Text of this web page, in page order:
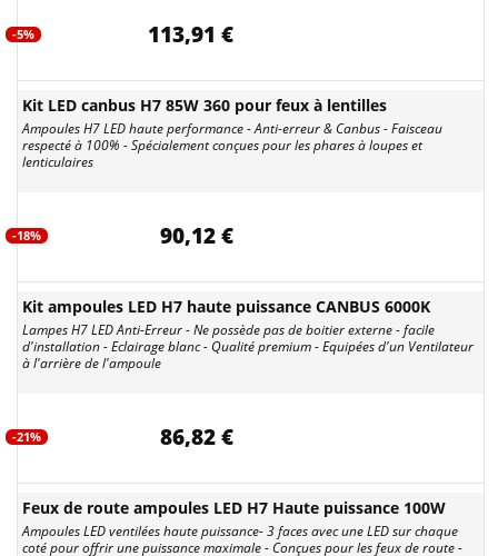
-5% 113,91 €
Kit LED canbus H7 85W 360 pour feux à lentilles
Ampoules H7 LED haute performance - Anti-erreur & Canbus - Faisceau
respecté à 100% - Spécialement conçues pour les phares à loupes et
lenticulaires
-18% 90,12 €
Kit ampoules LED H7 haute puissance CANBUS 6000K
Lampes H7 LED Anti-Erreur - Ne possède pas de boitier externe - facile
d'installation - Eclairage blanc - Qualité premium - Equipées d'un Ventilateur
à l'arrière de l'ampoule
-21% 86,82 €
Feux de route ampoules LED H7 Haute puissance 100W
Ampoules LED ventilées haute puissance- 3 faces avec une LED sur chaque
coté pour offrir une puissance maximale - Conçues pour les feux de route -